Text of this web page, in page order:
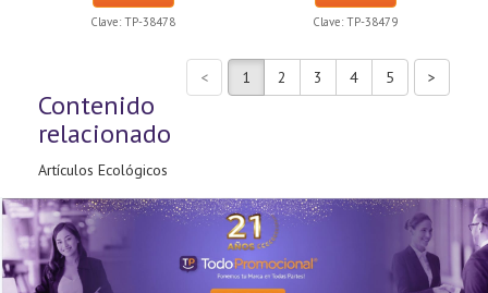
Clave: TP-38478 Clave: TP-38479
Contenido
relacionado
Artículos Ecológicos